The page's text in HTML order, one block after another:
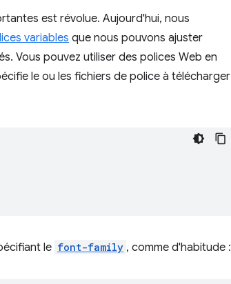
est révolue. Aujourd'hui, nous
variables que nous pouvons ajuster
Vous pouvez utiliser des polices Web en
le ou les fichiers de police à télécharger
le font-family , comme d'habitude :